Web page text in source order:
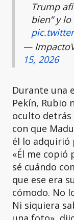
Trump
bien” y
—
15, 2026
Durante una
Pekín, Rubio
oculto detrás
con que
él lo adquirió
«Él me copió
sé cuándo
que ese era
cómodo. No
Ni siquiera